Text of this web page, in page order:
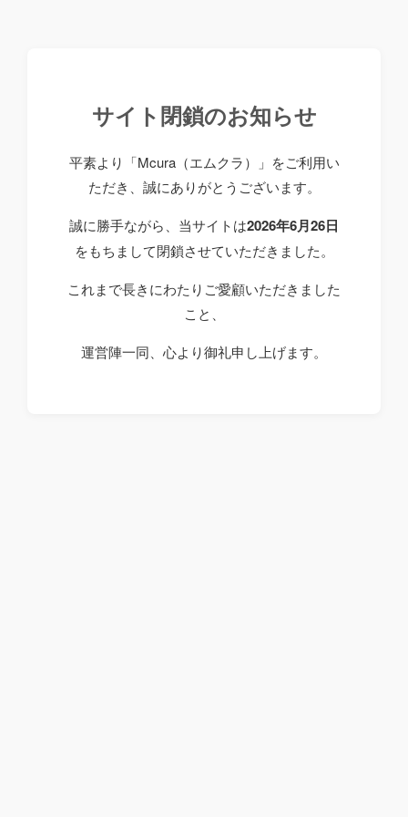
サイト閉鎖のお知らせ
平素より「Mcura（エムクラ）」をご利用い
ただき、誠にありがとうございます。
誠に勝手ながら、当サイトは2026年6月26日
をもちまして閉鎖させていただきました。
これまで長きにわたりご愛顧いただきました
こと、
運営陣一同、心より御礼申し上げます。